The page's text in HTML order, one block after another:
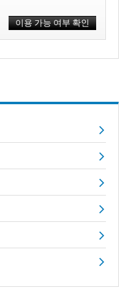
이용 가능 여부 확인